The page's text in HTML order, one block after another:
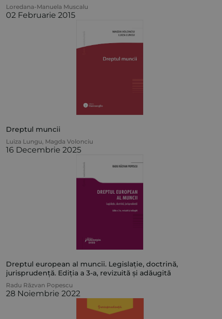
Loredana-Manuela Muscalu
02 Februarie 2015
Dreptul muncii
Luiza Lungu, Magda Volonciu
16 Decembrie 2025
Dreptul european al muncii. Legislație, doctrină,
jurisprudență. Ediția a 3-a, revizuită și adăugită
Radu Răzvan Popescu
28 Noiembrie 2022